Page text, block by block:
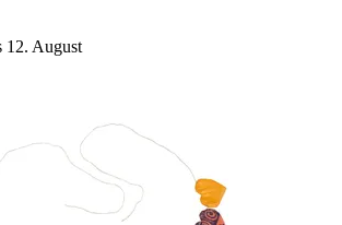
12. August